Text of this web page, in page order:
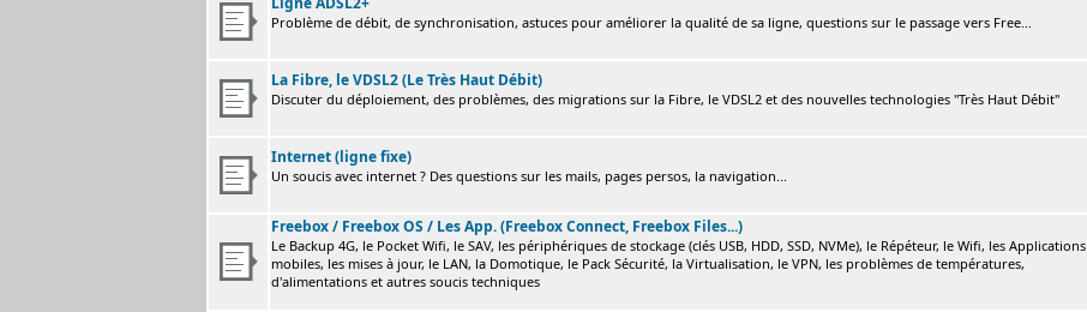
Problème de débit, de synchronisation, astuces pour améliorer la qualité de sa ligne, questions sur le passage vers Free...
La Fibre, le VDSL2 (Le Très Haut Débit)
Discuter du déploiement, des problèmes, des migrations sur la Fibre, le VDSL2 et des nouvelles technologies "Très Haut Débit"
Internet (ligne fixe)
Un soucis avec internet ? Des questions sur les mails, pages persos, la navigation...
Freebox / Freebox OS / Les App. (Freebox Connect, Freebox Files...)
Le Backup 4G, le Pocket Wifi, le SAV, les périphériques de stockage (clés USB, HDD, SSD, NVMe), le Répéteur, le Wifi, les Applications
mobiles, les mises à jour, le LAN, la Domotique, le Pack Sécurité, la Virtualisation, le VPN, les problèmes de températures,
d'alimentations et autres soucis techniques